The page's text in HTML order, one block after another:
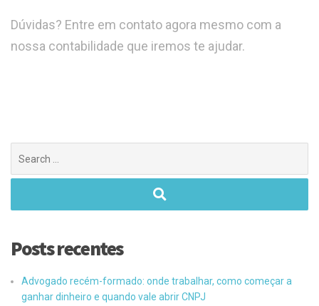
Dúvidas? Entre em contato agora mesmo com a
nossa contabilidade que iremos te ajudar.
Posts recentes
Advogado recém-formado: onde trabalhar, como começar a
ganhar dinheiro e quando vale abrir CNPJ